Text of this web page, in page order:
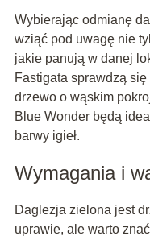
Wybierając odmianę
wziąć pod uwagę nie
jakie panują w danej
Fastigata sprawdzą
drzewo o wąskim
Blue Wonder będą
barwy igieł.
Wymagania i
Daglezja zielona jest
uprawie, ale warto